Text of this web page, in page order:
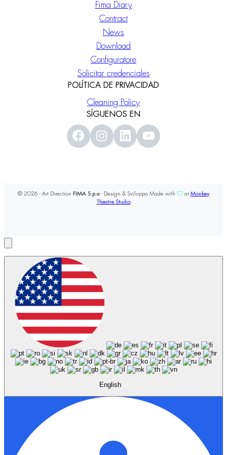
Fima Diary
Contract
News
Download
Configuratore
Solicitar credenciales
POLÍTICA DE PRIVACIDAD
Cleaning Policy
SÍGUENOS EN
© 2026 - Art Direction FIMA S.p.a - Design & Sviluppo Made with at Monkey
Theatre Studio
English